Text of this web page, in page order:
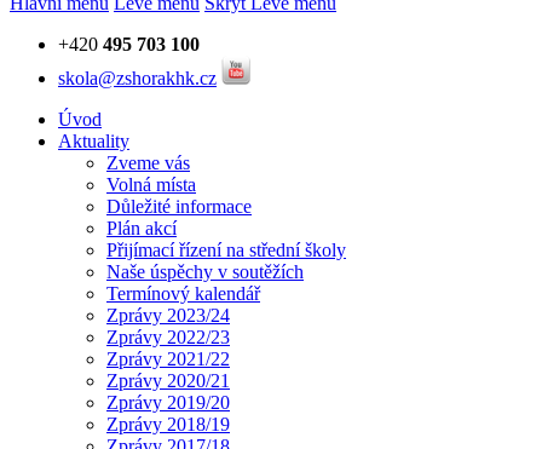
+420 495 703 100
skola@zshorakhk.cz
Úvod
Aktuality
Zveme vás
Volná místa
Důležité informace
Plán akcí
Přijímací řízení na střední školy
Naše úspěchy v soutěžích
Termínový kalendář
Zprávy 2023/24
Zprávy 2022/23
Zprávy 2021/22
Zprávy 2020/21
Zprávy 2019/20
Zprávy 2018/19